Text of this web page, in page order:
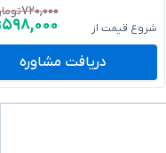
شروع قیمت از
۷۲۰,۰۰۰
۵۹۸,۰۰۰
دریافت مشاوره